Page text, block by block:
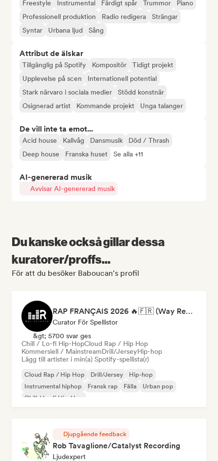
Freestyle Instrumental Färdigt spår Trummor
Piano
Professionell produktion
Radio redigera
Strängar
Syntar
Urbana ljud Sång
Attribut de älskar
Tillgänglig på Spotify Kompositör
Tidigt projekt
Upplevelse på scen
Internationell potential
Stark närvaro i sociala medier
Stödd konstnär
Osignerad artist
Kommande projekt Unga talanger
De vill inte ta emot...
Acid house Kallvåg Dansmusik
Död / Thrash
Deep house
Franska huset Se alla +11
AI-genererad musik
Avvisar AI-genererad musik
Du kanske också gillar dessa
kuratorer/proffs...
För att du besöker Baboucan's profil
RAP FRANÇAIS 2026 🔥🇫🇷 (Way Records)
Curator För Spellistor
&gt; 5700 svar ges
Chill / Lo-fi Hip-HopCloud Rap / Hip Hop
Kommersiell / MainstreamDrill/JerseyHip-hop
Lägg till artister i min(a) Spotify-spellista(r)
Cloud Rap / Hip Hop Drill/Jersey
Hip-hop
Instrumental hiphop
Fransk rap Fälla
Urban pop
Chill / Lo-fi Hip-Hop
Djupgående feedback
Rob Tavaglione/Catalyst Recording
Ljudexpert